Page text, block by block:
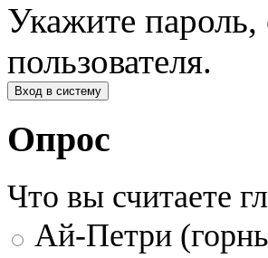
Укажите
пользователя.
Опрос
Что вы считаете
Ай-Петри